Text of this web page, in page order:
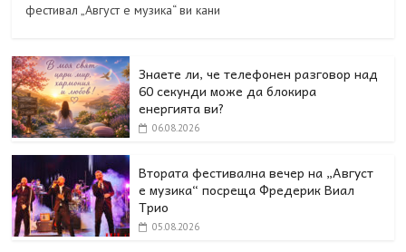
фестивал „Август е музика“ ви кани
Знаете ли, че телефонен разговор над
60 секунди може да блокира
енергията ви?
06.08.2026
Втората фестивална вечер на „Август
е музика“ посреща Фредерик Виал
Трио
05.08.2026